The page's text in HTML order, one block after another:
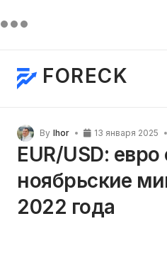
FORECK
By Ihor 13 января 2025
EUR/USD:
ноябрьские
2022 года